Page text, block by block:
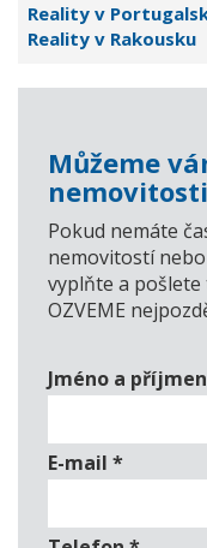
Reality v
Reality v Rakousku
Můžeme
Pokud nemáte
nemovitostí
vyplňte a pošlete
OZVEME
Jméno a
E-mail *